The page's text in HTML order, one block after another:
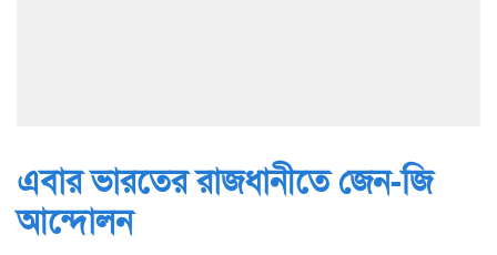
এবার ভারতের রাজধানীতে জেন-জি
আন্দোলন